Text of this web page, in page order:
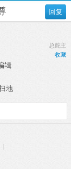
回复
总舵主
收藏
辑
地